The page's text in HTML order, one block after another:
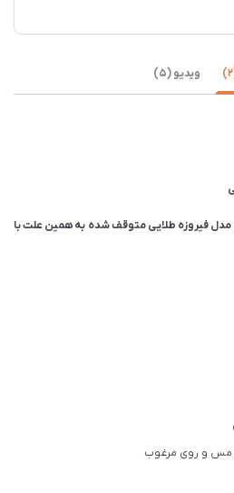
ویدیو (5)
فیروزه طلایی متوقف شده به همین علت با
مس و روی مرغوب